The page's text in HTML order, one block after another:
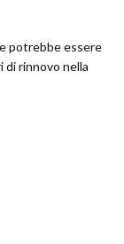
potrebbe essere
di rinnovo nella